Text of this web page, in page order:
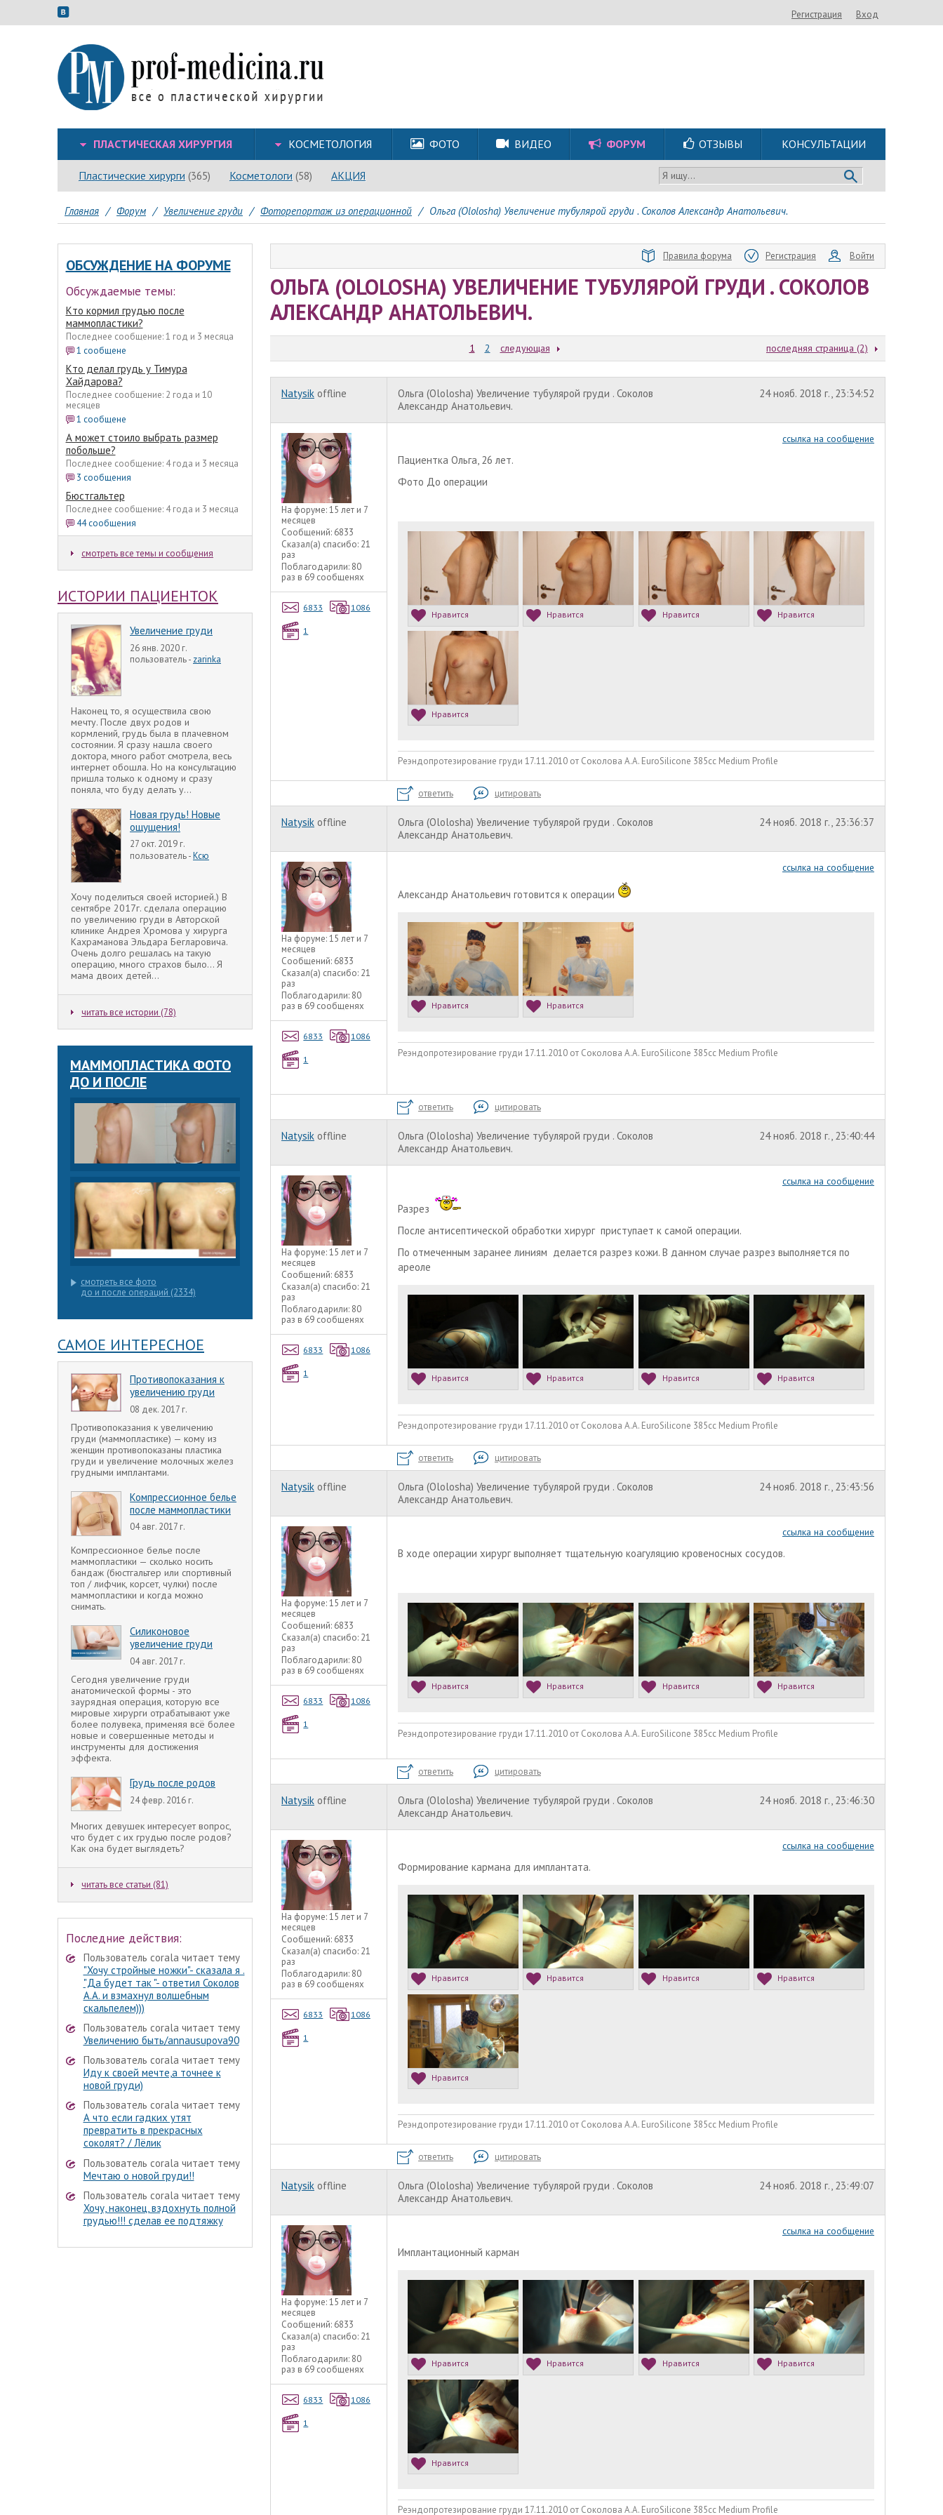
Регистрация Вход
ПЛАСТИЧЕСКАЯ ХИРУРГИЯ КОСМЕТОЛОГИЯ ФОТО ВИДЕО ФОРУМ ОТЗЫВЫ КОНСУЛЬТАЦИИ
Пластические хирурги (365) Косметологи (58) АКЦИЯ Я ищу...
Главная / Форум / Увеличение груди / Фоторепортаж из операционной / Ольга (Ololosha) Увеличение тубулярой груди . Соколов Александр Анатольевич.
ОБСУЖДЕНИЕ НА ФОРУМЕ
Обсуждаемые темы:
Кто кормил грудью после
маммопластики?
Последнее сообщение: 1 год и 3 месяца
1 сообщене
Кто делал грудь у Тимура
Хайдарова?
Последнее сообщение: 2 года и 10
месяцев
1 сообщене
А может стоило выбрать размер
побольше?
Последнее сообщение: 4 года и 3 месяца
3 сообщения
Бюстгальтер
Последнее сообщение: 4 года и 3 месяца
44 сообщения
смотреть все темы и сообщения
ИСТОРИИ ПАЦИЕНТОК
Увеличение груди
26 янв. 2020 г.
пользователь - zarinka
Наконец то, я осуществила свою
мечту. После двух родов и
кормлений, грудь была в плачевном
состоянии. Я сразу нашла своего
доктора, много работ смотрела, весь
интернет обошла. Но на консультацию
пришла только к одному и сразу
поняла, что буду делать у...
Новая грудь! Новые
ощущения!
27 окт. 2019 г.
пользователь -Ксю
Хочу поделиться своей историей.) В
сентябре 2017г. сделала операцию
по увеличению груди в Авторской
клинике Андрея Хромова у хирурга
Кахраманова Эльдара Бегларовича.
Очень долго решалась на такую
операцию, много страхов было... Я
мама двоих детей...
читать все истории (78)
МАММОПЛАСТИКА ФОТО
ДО И ПОСЛЕ
смотреть все фото
до и после операций (2334)
САМОЕ ИНТЕРЕСНОЕ
Противопоказания к
увеличению груди
08 дек. 2017 г.
Противопоказания к увеличению
груди (маммопластике) — кому из
женщин противопоказаны пластика
груди и увеличение молочных желез
грудными имплантами.
Компрессионное белье
после маммопластики
04 авг. 2017 г.
Компрессионное белье после
маммопластики — сколько носить
бандаж (бюстгальтер или спортивный
топ / лифчик, корсет, чулки) после
маммопластики и когда можно
снимать.
Силиконовое
увеличение груди
04 авг. 2017 г.
Сегодня увеличение груди
анатомической формы - это
заурядная операция, которую все
мировые хирурги отрабатывают уже
более полувека, применяя всё более
новые и совершенные методы и
инструменты для достижения
эффекта.
Грудь после родов
24 февр. 2016 г.
Многих девушек интересует вопрос,
что будет с их грудью после родов?
Как она будет выглядеть?
читать все статьи (81)
Последние действия:
Пользователь corala читает тему
"Хочу стройные ножки"- сказала я .
"Да будет так "- ответил Соколов
А.А. и взмахнул волшебным
скальпелем)))
Пользователь corala читает тему
Увеличению быть/annausupova90
Пользователь corala читает тему
Иду к своей мечте,а точнее к
новой груди)
Пользователь corala читает тему
А что если гадких утят
превратить в прекрасных
соколят? / Лёлик
Пользователь corala читает тему
Мечтаю о новой груди!!
Пользователь corala читает тему
Хочу, наконец, вздохнуть полной
грудью!!! сделав ее подтяжку
Правила форума Регистрация Войти
ОЛЬГА (OLOLOSHA) УВЕЛИЧЕНИЕ ТУБУЛЯРОЙ ГРУДИ . СОКОЛОВ
АЛЕКСАНДР АНАТОЛЬЕВИЧ.
1 2 следующая последняя страница (2)
Natysik offline
Ольга (Ololosha) Увеличение тубулярой груди . Соколов
Александр Анатольевич.
24 нояб. 2018 г., 23:34:52
На форуме:15 лет и 7
месяцев
Сообщений: 6833
Сказал(а) спасибо: 21
раз
Поблагодарили: 80
раз в 69 сообщенях
6833 1086
1
ссылка на сообщение
Пациентка Ольга, 26 лет.
Фото До операции
Нравится Нравится Нравится Нравится
Нравится
Реэндопротезирование груди 17.11.2010 от Соколова А.А. EuroSilicone 385сс Medium Profile
ответить цитировать
Natysik offline
Ольга (Ololosha) Увеличение тубулярой груди . Соколов
Александр Анатольевич.
24 нояб. 2018 г., 23:36:37
На форуме:15 лет и 7
месяцев
Сообщений: 6833
Сказал(а) спасибо: 21
раз
Поблагодарили: 80
раз в 69 сообщенях
6833 1086
1
ссылка на сообщение
Александр Анатольевич готовится к операции
Нравится Нравится
Реэндопротезирование груди 17.11.2010 от Соколова А.А. EuroSilicone 385сс Medium Profile
ответить цитировать
Natysik offline
Ольга (Ololosha) Увеличение тубулярой груди . Соколов
Александр Анатольевич.
24 нояб. 2018 г., 23:40:44
На форуме:15 лет и 7
месяцев
Сообщений: 6833
Сказал(а) спасибо: 21
раз
Поблагодарили: 80
раз в 69 сообщенях
6833 1086
1
ссылка на сообщение
Разрез
После антисептической обработки хирург приступает к самой операции.
По отмеченным заранее линиям делается разрез кожи. В данном случае разрез выполняется по
ареоле
Нравится Нравится Нравится Нравится
Реэндопротезирование груди 17.11.2010 от Соколова А.А. EuroSilicone 385сс Medium Profile
ответить цитировать
Natysik offline
Ольга (Ololosha) Увеличение тубулярой груди . Соколов
Александр Анатольевич.
24 нояб. 2018 г., 23:43:56
На форуме:15 лет и 7
месяцев
Сообщений: 6833
Сказал(а) спасибо: 21
раз
Поблагодарили: 80
раз в 69 сообщенях
6833 1086
1
ссылка на сообщение
В ходе операции хирург выполняет тщательную коагуляцию кровеносных сосудов.
Нравится Нравится Нравится Нравится
Реэндопротезирование груди 17.11.2010 от Соколова А.А. EuroSilicone 385сс Medium Profile
ответить цитировать
Natysik offline
Ольга (Ololosha) Увеличение тубулярой груди . Соколов
Александр Анатольевич.
24 нояб. 2018 г., 23:46:30
На форуме:15 лет и 7
месяцев
Сообщений: 6833
Сказал(а) спасибо: 21
раз
Поблагодарили: 80
раз в 69 сообщенях
6833 1086
1
ссылка на сообщение
Формирование кармана для имплантата.
Нравится Нравится Нравится Нравится
Нравится
Реэндопротезирование груди 17.11.2010 от Соколова А.А. EuroSilicone 385сс Medium Profile
ответить цитировать
Natysik offline
Ольга (Ololosha) Увеличение тубулярой груди . Соколов
Александр Анатольевич.
24 нояб. 2018 г., 23:49:07
На форуме:15 лет и 7
месяцев
Сообщений: 6833
Сказал(а) спасибо: 21
раз
Поблагодарили: 80
раз в 69 сообщенях
6833 1086
1
ссылка на сообщение
Имплантационный карман
Нравится Нравится Нравится Нравится
Нравится
Реэндопротезирование груди 17.11.2010 от Соколова А.А. EuroSilicone 385сс Medium Profile